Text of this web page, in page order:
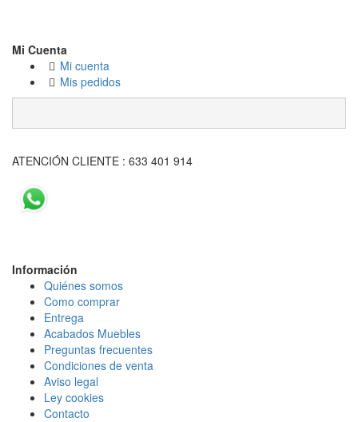
Mi Cuenta
Mi cuenta
Mis pedidos
ATENCIÓN CLIENTE : 633 401 914
Información
Quiénes somos
Como comprar
Entrega
Acabados Muebles
Preguntas frecuentes
Condiciones de venta
Aviso legal
Ley cookies
Contacto